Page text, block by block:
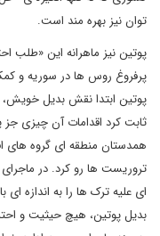
توان نیز بهره مند است.
پوتین نیز ماهرانه این «طلب
پرفروغ روس ها در سوریه و
پوتین ابتدا نقش بدیل خویش،
ثابت کرد اقدامات آن
همدستان منطقه ای گروه های
ای علیه ترک ها را به اندازه
بدیل پوتین، هیچ حیثیت و